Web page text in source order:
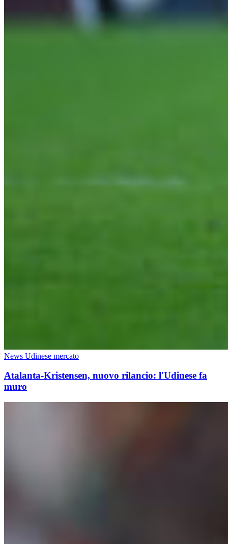
News Udinese mercato
Atalanta-Kristensen, nuovo rilancio: l'Udinese fa
muro